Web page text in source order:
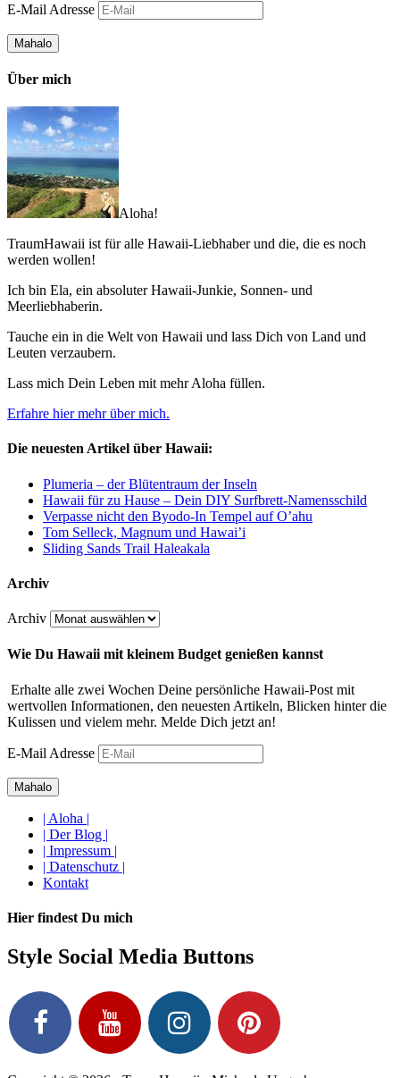
E-Mail Adresse
Über mich
Aloha!
TraumHawaii ist für alle Hawaii-Liebhaber und die, die es noch
werden wollen!
Ich bin Ela, ein absoluter Hawaii-Junkie, Sonnen- und
Meerliebhaberin.
Tauche ein in die Welt von Hawaii und lass Dich von Land und
Leuten verzaubern.
Lass mich Dein Leben mit mehr Aloha füllen.
Erfahre hier mehr über mich.
Die neuesten Artikel über Hawaii:
Plumeria – der Blütentraum der Inseln
Hawaii für zu Hause – Dein DIY Surfbrett-Namensschild
Verpasse nicht den Byodo-In Tempel auf O’ahu
Tom Selleck, Magnum und Hawai’i
Sliding Sands Trail Haleakala
Archiv
Archiv
Wie Du Hawaii mit kleinem Budget genießen kannst
Erhalte alle zwei Wochen Deine persönliche Hawaii-Post mit
wertvollen Informationen, den neuesten Artikeln, Blicken hinter die
Kulissen und vielem mehr. Melde Dich jetzt an!
E-Mail Adresse
| Aloha |
| Der Blog |
| Impressum |
| Datenschutz |
Kontakt
Hier findest Du mich
Style Social Media Buttons